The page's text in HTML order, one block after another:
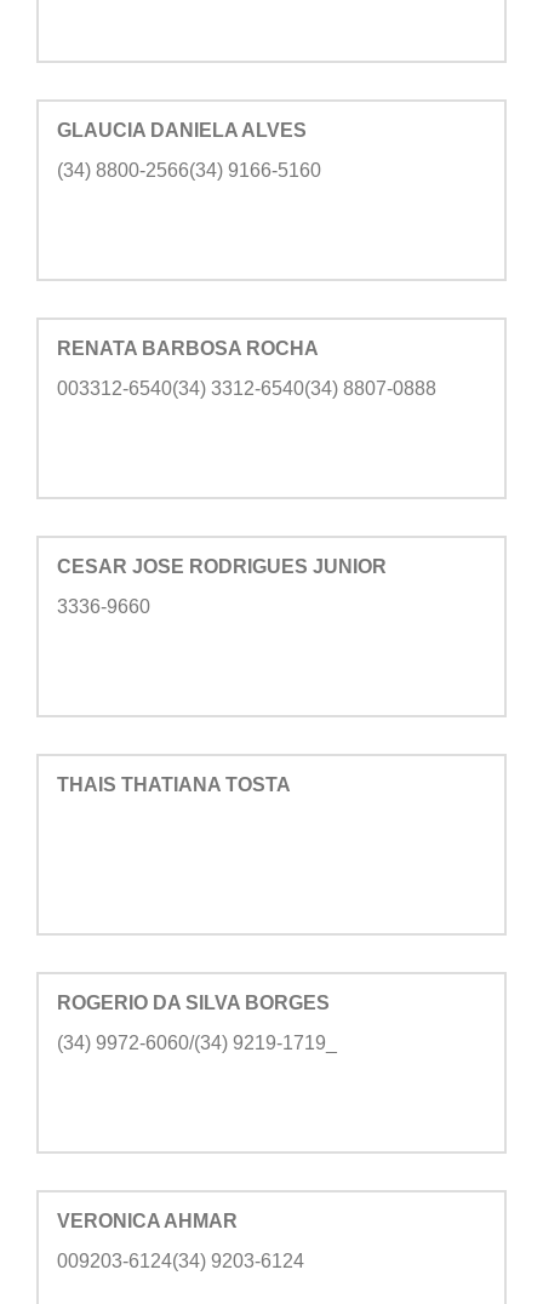
GLAUCIA DANIELA ALVES
(34) 8800-2566(34) 9166-5160
RENATA BARBOSA ROCHA
003312-6540(34) 3312-6540(34) 8807-0888
CESAR JOSE RODRIGUES JUNIOR
3336-9660
THAIS THATIANA TOSTA
ROGERIO DA SILVA BORGES
(34) 9972-6060/(34) 9219-1719_
VERONICA AHMAR
009203-6124(34) 9203-6124